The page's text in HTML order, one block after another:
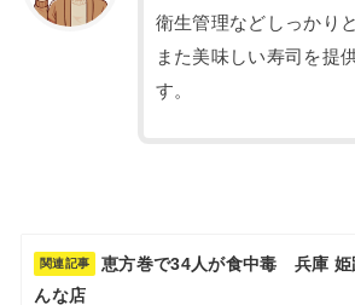
衛生管理などしっかり
また美味しい寿司を提
す。
関連記事
恵方巻で34人が食中毒 兵庫 姫
んな店